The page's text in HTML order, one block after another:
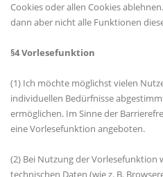
Cookies oder allen Cookies
dann aber nicht alle Funktionen
§4 Vorlesefunktion
(1) Ich möchte möglichst vielen
individuellen Bedürfnisse
ermöglichen. Im Sinne der
eine Vorlesefunktion angeboten.
(2) Bei Nutzung der Vorlesefunktion
technischen Daten (wie z. B.